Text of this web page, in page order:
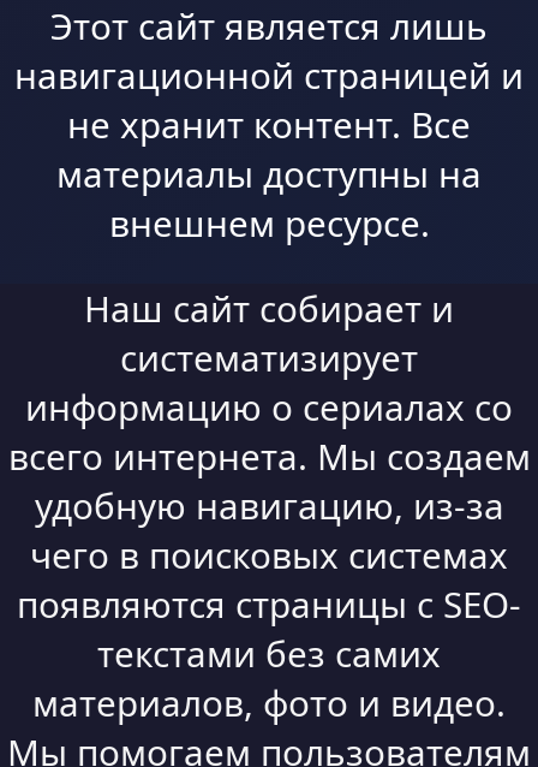
Этот сайт является лишь
навигационной страницей и
не хранит контент. Все
материалы доступны на
внешнем ресурсе.
Наш сайт собирает и
систематизирует
информацию о сериалах со
всего интернета. Мы создаем
удобную навигацию, из-за
чего в поисковых системах
появляются страницы с SEO-
текстами без самих
материалов, фото и видео.
Мы помогаем пользователям